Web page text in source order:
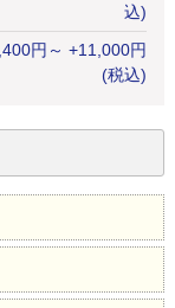
込)
円 ～ +11,000円
(税込)